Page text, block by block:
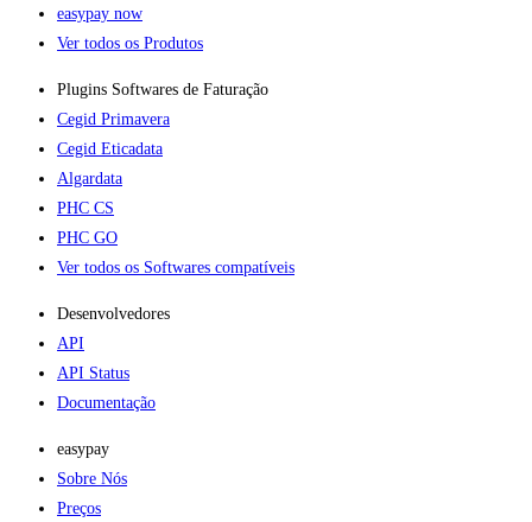
easypay now
Ver todos os Produtos
Plugins Softwares de Faturação​
Cegid Primavera
Cegid Eticadata
Algardata
PHC CS
PHC GO
Ver todos os Softwares compatíveis
Desenvolvedores
API
API Status
Documentação
easypay
Sobre Nós
Preços